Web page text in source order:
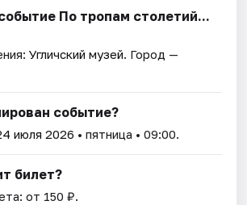
По тропам столетий...
Угличский музей. Город —
событие?
июля 2026 • пятница • 09:00.
билет?
от 150 ₽.